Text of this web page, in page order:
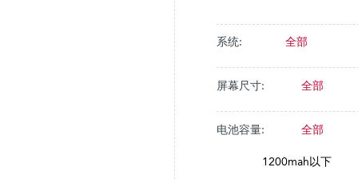
系统: 全部
屏幕尺寸: 全部
电池容量: 全部
1200mah以下